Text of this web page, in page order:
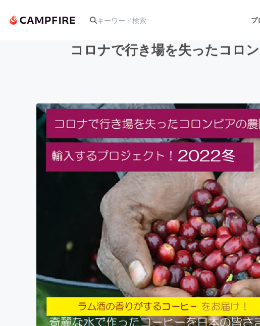
プ
アート・写真 音楽
テクノロジー・ガジェット ゲー
映像・映画 書籍・
ビジネス・起業 チャレ
まちづくり・地域活性化
コロナで行き場を失ったコロ